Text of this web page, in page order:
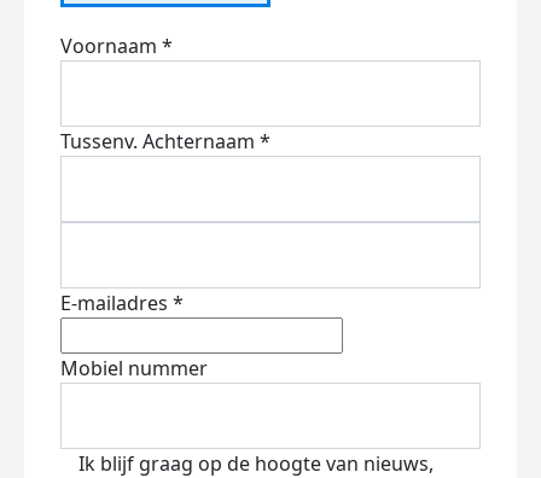
Voornaam *
Tussenv. Achternaam *
E-mailadres *
Mobiel nummer
Ik blijf graag op de hoogte van nieuws,